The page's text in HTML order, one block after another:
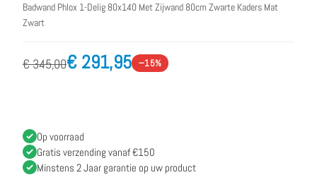
Badwand Phlox 1-Delig 80x140 Met Zijwand 80cm Zwarte Kaders Mat
Zwart
€ 345,00€ 291,95 −15%
Op voorraad
Gratis verzending vanaf €150
Minstens 2 Jaar garantie op uw product